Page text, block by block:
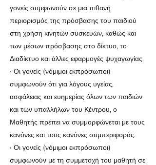
γονείς συμφωνούν σε μια πιθανή
περιορισμός της πρόσβασης του παιδιού
στη χρήση κινητών συσκευών, καθώς και
των μέσων πρόσβασης στο δίκτυο, το
Διαδίκτυο και άλλες εφαρμογές ψυχαγωγίας.
• Οι γονείς (νόμιμοι εκπρόσωποι)
συμφωνούν ότι για λόγους υγείας,
ασφάλειας και ευημερίας όλων των παιδιών
και των υπαλλήλων του Κέντρου, ο
Μαθητής πρέπει να συμμορφώνεται με τους
κανόνες και τους κανόνες συμπεριφοράς.
• Οι γονείς (νόμιμοι εκπρόσωποι)
συμφωνούν με τη συμμετοχή του μαθητή σε